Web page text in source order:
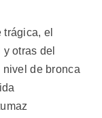
el
otras del
de bronca